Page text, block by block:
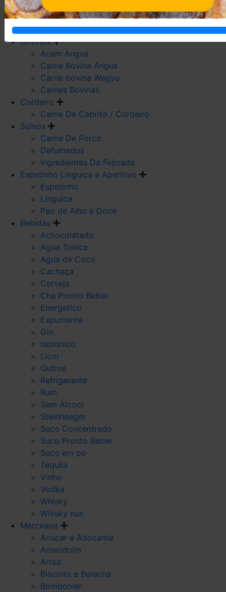
Carne De Frango
Carne De Galeto
Codorna
Bovinos
Acem Angus
Carne Bovina Angus
Carne bovina Wagyu
Carnes Bovinas
Cordeiro
Carne De Cabrito / Cordeiro
Suínos
Carne De Porco
Defumados
Ingredientes Da Feijoada
Espetinho Linguica e Aperitivo
Espetinho
Linguica
Pao de Alho e Doce
Bebidas
Achocolatado
Agua Tonica
Agua de Coco
Cachaça
Cerveja
Cha Pronto Beber
Energetico
Espumante
Gin
Isotonico
Licor
Outros
Refrigerante
Rum
Sem Álcool
Steinhaeger
Suco Concentrado
Suco Pronto Beber
Suco em po
Tequila
Vinho
Vodka
Whisky
Whisky nus
Mercearia
Acucar e Adocante
Amendoim
Arroz
Biscoito e Bolacha
Bombonier